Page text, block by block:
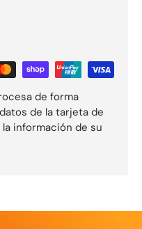
de forma
de la tarjeta de
información de su